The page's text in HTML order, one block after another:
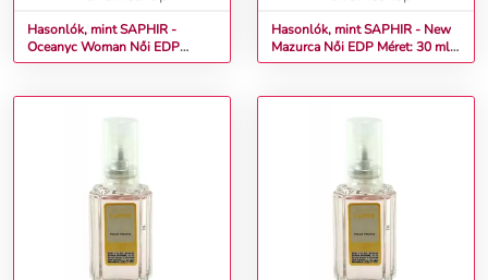
Hasonlók, mint SAPHIR -
Oceanyc Woman Női EDP
Méret: 30 ml teszter
Hasonlók, mint SAPHIR - New
Mazurca Női EDP Méret: 30 ml
teszter